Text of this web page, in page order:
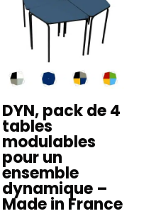
DYN, pack de 4
tables
modulables
pour un
ensemble
dynamique –
Made in France